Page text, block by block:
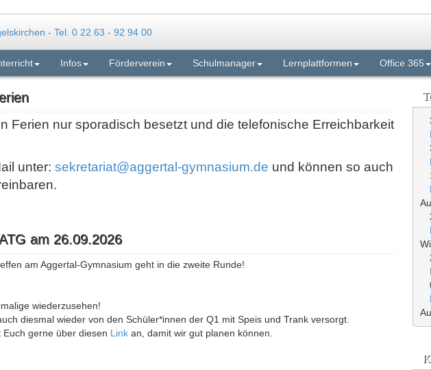
Infos Förderverein Schulmanager Lernplattformen Office 365
Ferien nur sporadisch besetzt und die telefonische Erreichbarkeit
unter: sekretariat@aggertal-gymnasium.de und können so auch
am 26.09.2026
am Aggertal-Gymnasium geht in die zweite Runde!
wiederzusehen!
diesmal wieder von den Schüler*innen der Q1 mit Speis und Trank versorgt.
gerne über diesen Link an, damit wir gut planen können.